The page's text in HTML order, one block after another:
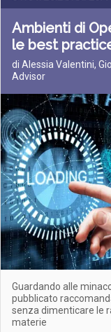
Ambienti di
le best
di Alessia Valentini,
Advisor
Guardando alle
pubblicato
senza dimenticare le
materie